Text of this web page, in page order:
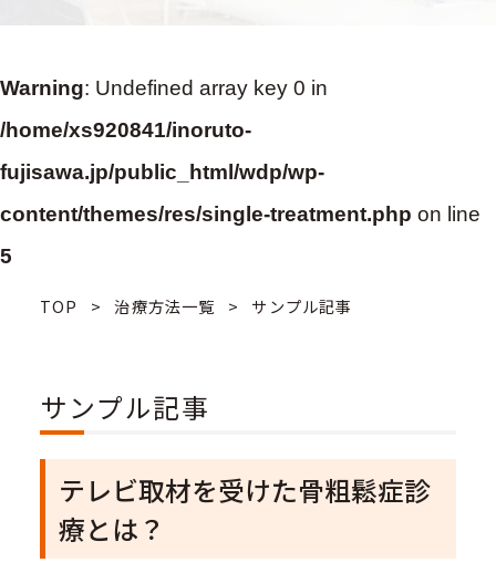
Warning: Undefined array key 0 in
/home/xs920841/inoruto-
fujisawa.jp/public_html/wdp/wp-
content/themes/res/single-treatment.php on line
5
TOP > 治療方法一覧 > サンプル記事
サンプル記事
テレビ取材を受けた骨粗鬆症診
療とは？